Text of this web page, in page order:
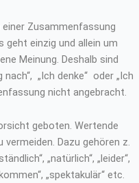
Zusammenfassung
geht einzig und allein um
Meinung. Deshalb sind
„Ich denke“ oder „Ich
nicht angebracht.
geboten. Wertende
Dazu gehören z.
„natürlich“, „leider“,
„spektakulär“ etc.